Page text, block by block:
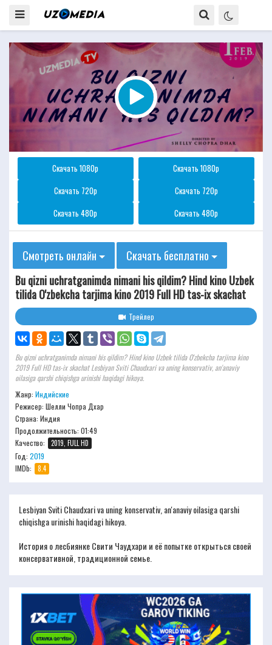
Скачать 1080p
Скачать 1080p
Скачать 720p
Скачать 720p
Скачать 480p
Скачать 480p
Смотреть онлайн
Скачать бесплатно
Bu qizni uchratganimda nimani his qildim? Hind kino Uzbek
tilida O'zbekcha tarjima kino 2019 Full HD tas-ix skachat
Трейлер
Bu qizni uchratganimda nimani his qildim? Hind kino Uzbek tilida O'zbekcha tarjima kino
2019 Full HD tas-ix skachat Lesbiyan Sviti Chaudxari va uning konservativ, an'anaviy
oilasiga qarshi chiqishga urinishi haqidagi hikoya.
Жанр: Индийские
Режисер: Шелли Чопра Дхар
Страна: Индия
Продолжительность: 01:49
Качество:
2019, FULL HD
Год: 2019
IMDb:
8.4
Lesbiyan Sviti Chaudxari va uning konservativ, an'anaviy oilasiga qarshi
chiqishga urinishi haqidagi hikoya.
История о лесбиянке Свити Чаудхари и её попытке открыться своей
консервативной, традиционной семье.